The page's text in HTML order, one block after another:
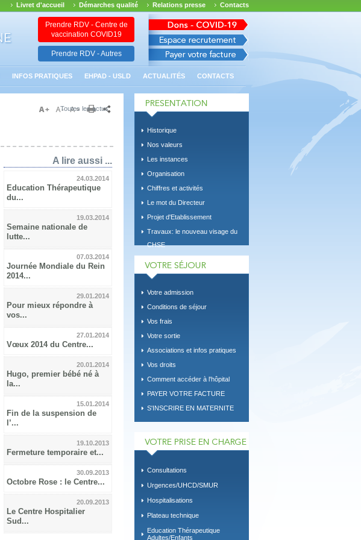
Livret d'accueil Démarches qualité Relations presse Contacts
Prendre RDV - Centre de
vaccination COVID19
Prendre RDV - Autres
INFOS PRATIQUES EHPAD - USLD ACTUALITÉS CONTACTS
Toutes les actus
A lire aussi ...
24.03.2014
Education Thérapeutique
du...
19.03.2014
Semaine nationale de
lutte...
07.03.2014
Journée Mondiale du Rein
2014...
29.01.2014
Pour mieux répondre à
vos...
27.01.2014
Vœux 2014 du Centre...
20.01.2014
Hugo, premier bébé né à
la...
15.01.2014
Fin de la suspension de
l’...
19.10.2013
Fermeture temporaire et...
30.09.2013
Octobre Rose : le Centre...
20.09.2013
Le Centre Hospitalier
Sud...
Historique
Nos valeurs
Les instances
Organisation
Chiffres et activités
Le mot du Directeur
Projet d'Etablissement
Travaux: le nouveau visage du
CHSE
Votre admission
Conditions de séjour
Vos frais
Votre sortie
Associations et infos pratiques
Vos droits
Comment accéder à l'hôpital
PAYER VOTRE FACTURE
S'INSCRIRE EN MATERNITE
Consultations
Urgences/UHCD/SMUR
Hospitalisations
Plateau technique
Education Thérapeutique
Adultes/Enfants